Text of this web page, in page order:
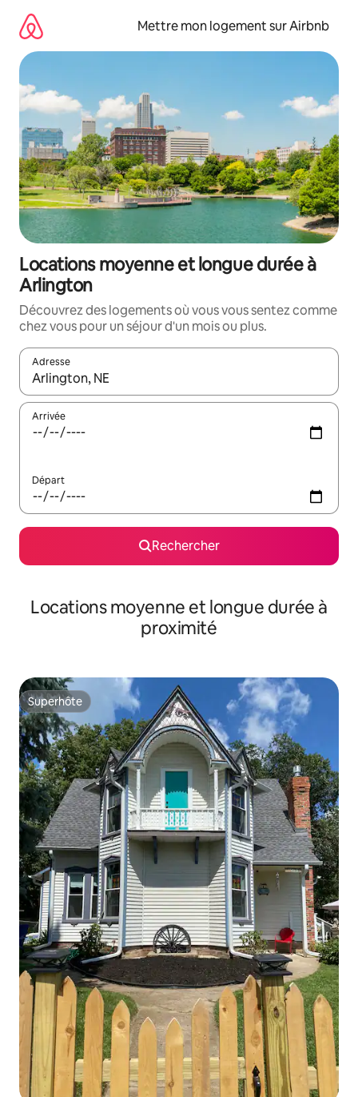
directement
contenu
Mettre mon logement sur Airbnb
Locations moyenne et longue durée à
Arlington
Découvrez des logements où vous vous sentez comme
chez vous pour un séjour d'un mois ou plus.
Adresse
Lorsque les résultats s'affichent, utilisez les flèches vers le
Arrivée
Départ
Rechercher
Locations moyenne et longue durée à
proximité
Superhôte
Superhôte